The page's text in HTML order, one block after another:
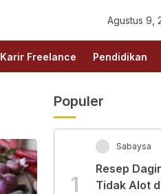
Agustus 9,
Karir Freelance Pendidikan
Populer
1
Sabaysa
Resep
Tidak Alot